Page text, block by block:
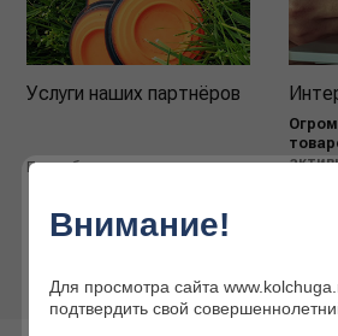
Услуги наших партнёров
Подробнее
Внимание!
Для просмотра сайта
подтвердить свой